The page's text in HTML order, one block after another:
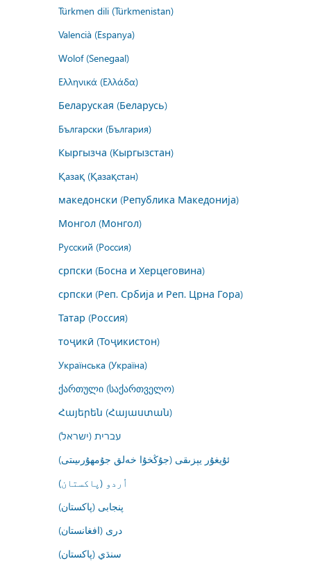
Türkmen dili (Türkmenistan)
Valencià (Espanya)
Wolof (Senegaal)
Ελληνικά (Ελλάδα)
Беларуская (Беларусь)
Български (България)
Кыргызча (Кыргызстан)
Қазақ (Қазақстан)
македонски (Република Македонија)
Монгол (Монгол)
Русский (Россия)
српски (Босна и Херцеговина)
српски (Реп. Србија и Реп. Црна Гора)
Татар (Россия)
тоҷикӣ (Тоҷикистон)
Українська (Україна)
ქართული (საქართველო)
Հայերեն (Հայաստան)
עברית (ישראל)
ئۇيغۇر يېزىقى (جۇڭخۇا خەلق جۇمھۇرىيىتى)
اُردو (پاکستان)
پنجابی (پاکستان)
درى (افغانستان)
سنڌي (پاکستان)